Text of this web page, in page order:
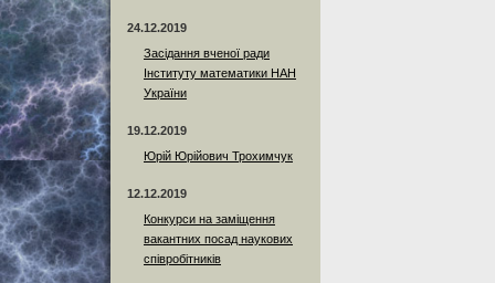
24.12.2019
Засідання вченої ради
Інституту математики НАН
України
19.12.2019
Юрій Юрійович Трохимчук
12.12.2019
Конкурси на заміщення
вакантних посад наукових
співробітників